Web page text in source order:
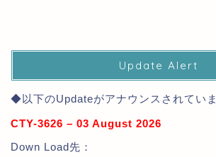
Update Alert
◆以下のUpdateがアナウンスされてい
CTY-3626 – 03 August 2026
Down Load先：